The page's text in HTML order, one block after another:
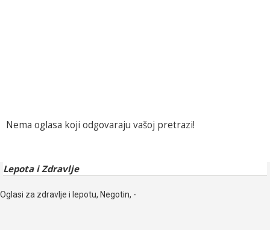
Nema oglasa koji odgovaraju vašoj pretrazi!
Lepota i Zdravlje
Oglasi za zdravlje i lepotu, Negotin, -